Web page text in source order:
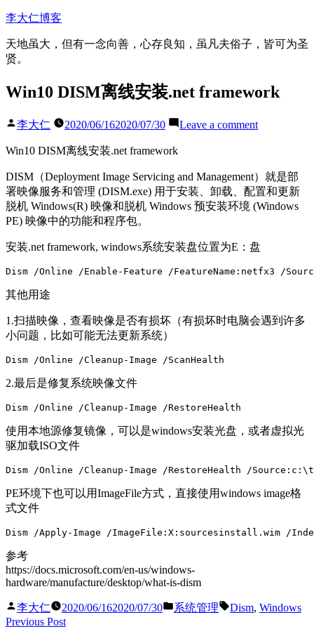
Skip
content
李大仁博客
天地虽大，但有一念向善，心存良知，虽凡夫俗子，皆可为圣
贤。
Win10 DISM离线安装.net framework
Posted
李大仁 2020/06/162020/07/30 Leave a commenton
线
安
装.net
Win10 DISM离线安装.net framework
DISM（Deployment Image Servicing and Management）就是部
署映像服务和管理 (DISM.exe) 用于安装、卸载、配置和更新
脱机 Windows(R) 映像和脱机 Windows 预安装环境 (Windows
PE) 映像中的功能和程序包。
安装.net framework, windows系统安装盘位置为E：盘
其他用途
1.扫描映像，查看映像是否有损坏（有损坏时电脑会遇到许多
小问题，比如可能无法更新系统）
2.最后是修复系统映像文件
使用本地源修复镜像，可以是windows安装光盘，或者虚拟光
驱加载ISO文件
PE环境下也可以用ImageFile方式，直接使用windows image格
式文件
参考
https://docs.microsoft.com/en-us/windows-
hardware/manufacture/desktop/what-is-dism
Posted
by
李大仁 2020/06/162020/07/30
Posted
系统管理 Tags:
Dism, Windows
Post
Previous PostPrevious